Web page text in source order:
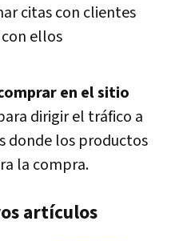
citas con clientes
ellos
en el sitio
dirigir el tráfico a
donde los productos
la compra.
artículos